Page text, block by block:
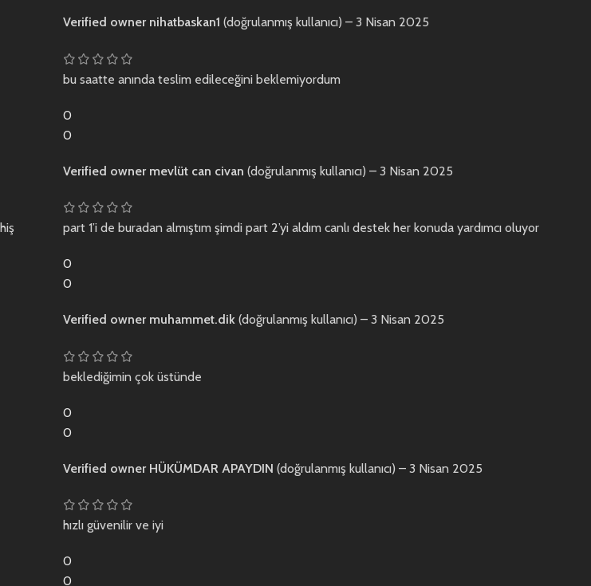
Verified owner nihatbaskan1 (doğrulanmış kullanıcı) – 3 Nisan 2025
bu saatte anında teslim edileceğini beklemiyordum
0
0
Verified owner mevlüt can civan (doğrulanmış kullanıcı) – 3 Nisan 2025
part 1’i de buradan almıştım şimdi part 2’yi aldım canlı destek her konuda yardımcı oluyor
0
0
Verified owner muhammet.dik (doğrulanmış kullanıcı) – 3 Nisan 2025
beklediğimin çok üstünde
0
0
Verified owner HÜKÜMDAR APAYDIN (doğrulanmış kullanıcı) – 3 Nisan 2025
hızlı güvenilir ve iyi
0
0